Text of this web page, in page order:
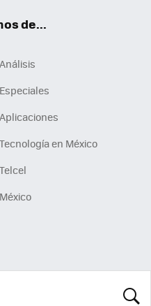
de...
Análisis
Especiales
Aplicaciones
Tecnología en México
Telcel
México